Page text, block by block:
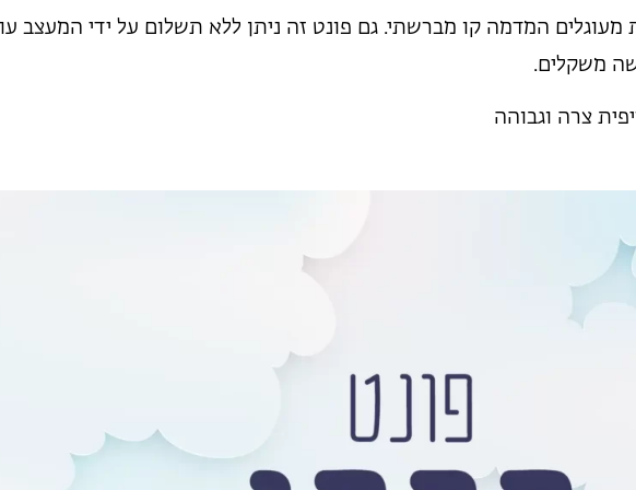
מעוגלים המדמה קו מברשתי. גם פונט זה ניתן ללא תשלום על ידי המעצב
משקלים.
צרה וגבוהה